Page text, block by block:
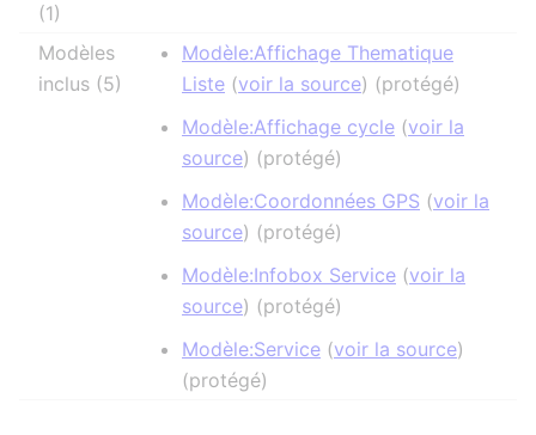
(1)
Modèles
inclus (5)
Modèle:Affichage Thematique
Liste (voir la source) (protégé)
Modèle:Affichage cycle (voir la
source) (protégé)
Modèle:Coordonnées GPS (voir la
source) (protégé)
Modèle:Infobox Service (voir la
source) (protégé)
Modèle:Service (voir la source)
(protégé)